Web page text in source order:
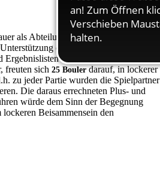
als Abteilungsleiterin Boule die damals
erhielt sie dabei von Jörg
war. Da der Spielbetrieb
freuten sich 25 Bouler darauf, in lockerer
zu jeder Partie wurden die Spielpartner
Die daraus errechneten Plus- und
würde dem Sinn der Begegnung
Beisammensein den